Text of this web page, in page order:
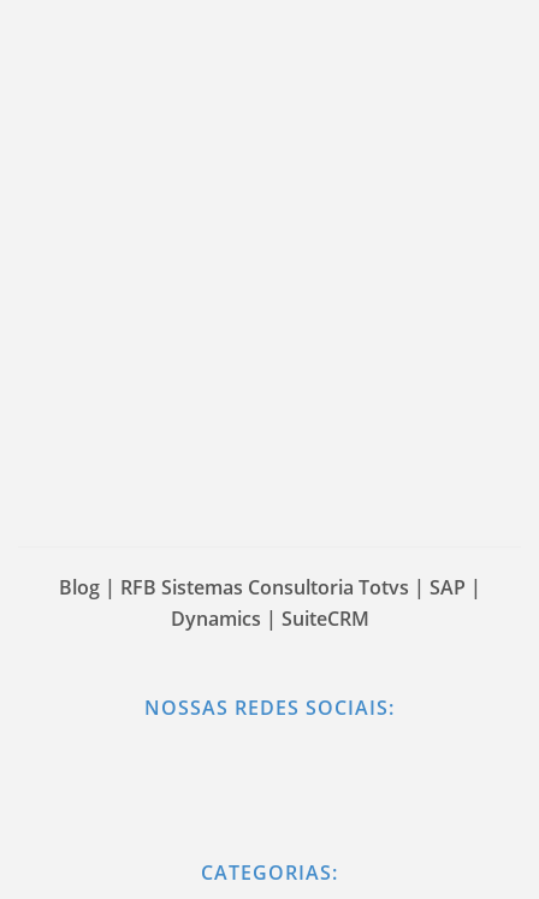
Blog | RFB Sistemas Consultoria Totvs | SAP |
Dynamics | SuiteCRM
NOSSAS REDES SOCIAIS:
CATEGORIAS: